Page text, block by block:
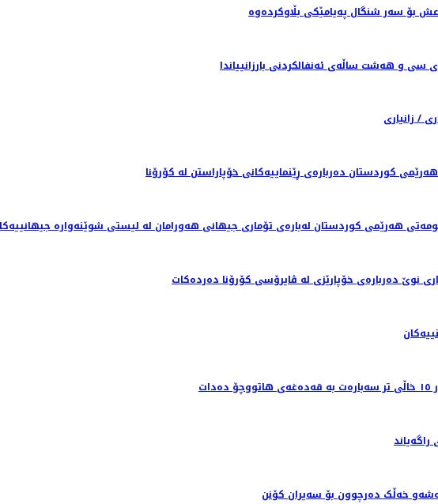
بۆ سەر شنگال پەیامێکی بڵاوکردەوە
و هه‌شت ساڵه‌ى ئه‌نفالكردنى بارزانيياندا
/ زانیاری
کوردستان دەربارەی ڕێنماییەکانی خۆپاراستن لە کۆرۆنا
هەرێمی کوردستان لەبارەی تۆماری جیهانی هەورامان لە لیستی شوێنەوارە
خەڵک دەرچوون بۆ سەیران کۆنن